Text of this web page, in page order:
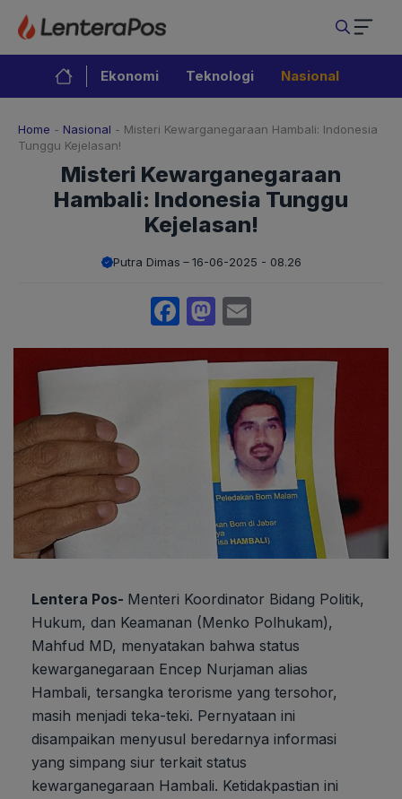
Langsung
isi
Ekonomi Teknologi Nasional
Home - Nasional - Misteri Kewarganegaraan Hambali: Indonesia
Tunggu Kejelasan!
Misteri Kewarganegaraan
Hambali: Indonesia Tunggu
Kejelasan!
Putra Dimas 16-06-2025 - 08.26
Facebook
Mastodon
Lentera Pos- Menteri Koordinator Bidang Politik,
Hukum, dan Keamanan (Menko Polhukam),
Mahfud MD, menyatakan bahwa status
kewarganegaraan Encep Nurjaman alias
Hambali, tersangka terorisme yang tersohor,
masih menjadi teka-teki. Pernyataan ini
disampaikan menyusul beredarnya informasi
yang simpang siur terkait status
kewarganegaraan Hambali. Ketidakpastian ini